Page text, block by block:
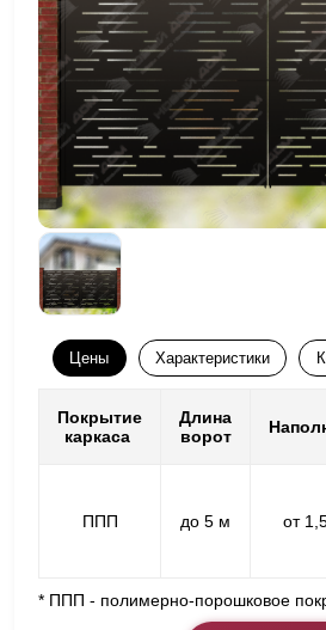
Цены Характеристики
Покрытие
каркаса
Длина
ворот
ППП до 5 м от
* ППП - полимерно-порошковое